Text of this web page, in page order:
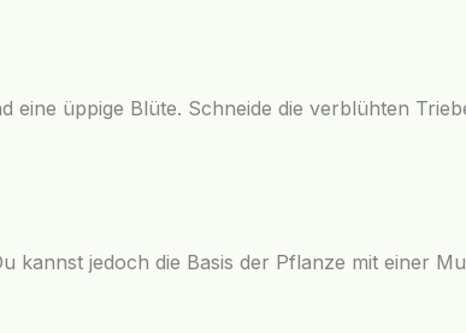
üppige Blüte. Schneide die verblühten
kannst jedoch die Basis der Pflanze mit einer